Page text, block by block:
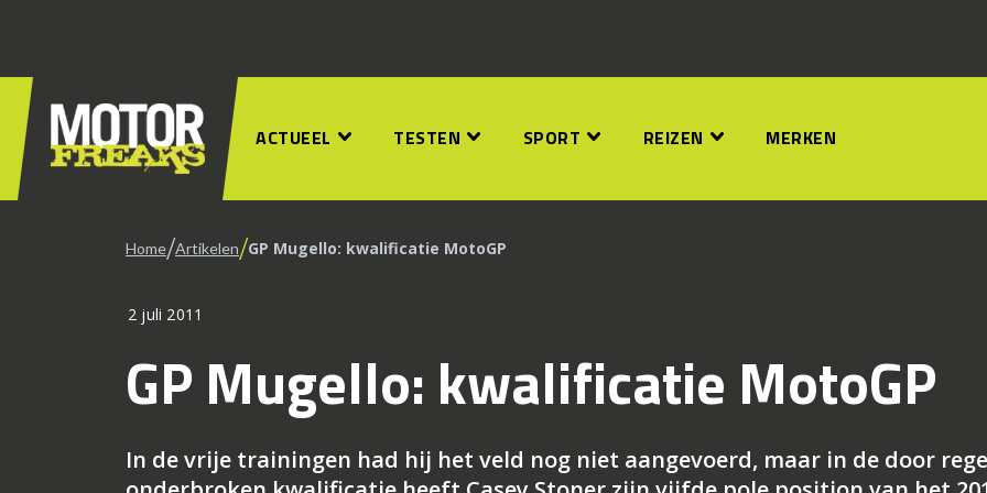
ACTUEEL TESTEN SPORT REIZEN MERKEN
Home/Artikelen/GP Mugello: kwalificatie MotoGP
2 juli 2011
GP Mugello: kwalificatie MotoGP
In de vrije trainingen had hij het veld nog niet aangevoerd, maar in de door